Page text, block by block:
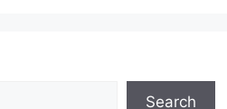
Search